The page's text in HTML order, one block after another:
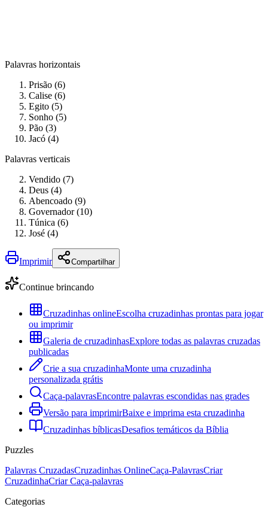
Palavras horizontais
Prisão (6)
Calise (6)
Egito (5)
Sonho (5)
Pão (3)
Jacó (4)
Palavras verticais
Vendido (7)
Deus (4)
Abencoado (9)
Governador (10)
Túnica (6)
José (4)
Imprimir Compartilhar
Continue brincando
Cruzadinhas onlineEscolha cruzadinhas prontas para jogar
ou imprimir
Galeria de cruzadinhasExplore todas as palavras cruzadas
publicadas
Crie a sua cruzadinhaMonte uma cruzadinha
personalizada grátis
Caça-palavrasEncontre palavras escondidas nas grades
Versão para imprimirBaixe e imprima esta cruzadinha
Cruzadinhas bíblicasDesafios temáticos da Bíblia
Puzzles
Palavras CruzadasCruzadinhas OnlineCaça-PalavrasCriar
CruzadinhaCriar Caça-palavras
Categorias